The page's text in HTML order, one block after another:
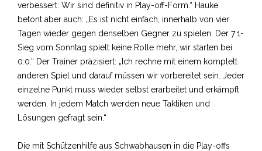
verbessert. Wir sind definitiv in Play-off-Form.“ Hauke
betont aber auch: „Es ist nicht einfach, innerhalb von vier
Tagen wieder gegen denselben Gegner zu spielen. Der 7:1-
Sieg vom Sonntag spielt keine Rolle mehr, wir starten bei
0:0.“ Der Trainer präzisiert: „Ich rechne mit einem komplett
anderen Spiel und darauf müssen wir vorbereitet sein. Jeder
einzelne Punkt muss wieder selbst erarbeitet und erkämpft
werden. In jedem Match werden neue Taktiken und
Lösungen gefragt sein.“
Die mit Schützenhilfe aus Schwabhausen in die Play-offs